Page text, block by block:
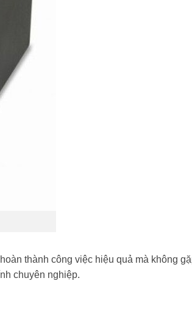
thành công việc hiệu quả mà không
chuyên nghiệp.